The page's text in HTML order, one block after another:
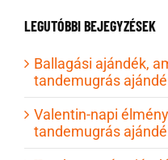
LEGUTÓBBI BEJEGYZÉSEK
Ballagási ajándék,
tandemugrás
Valentin-napi
tandemugrás